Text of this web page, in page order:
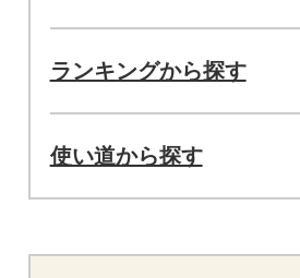
ランキングから探す
使い道から探す